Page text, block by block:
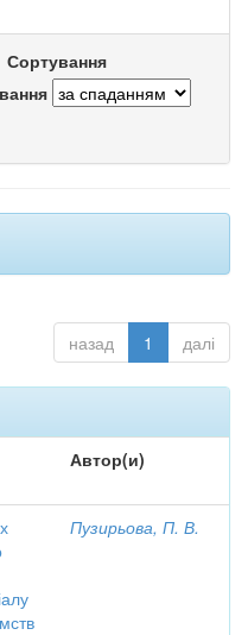
Сортування
назад 1 далі
Автор(и)
Пузирьова, П. В.